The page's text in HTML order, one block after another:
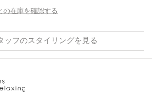
の在庫を確認する
ッフのスタイリングを見る